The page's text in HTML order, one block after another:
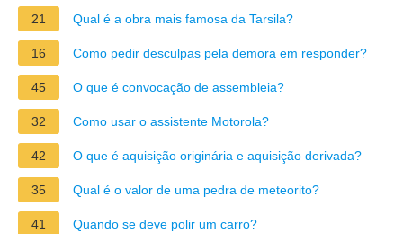
21 Qual é a obra mais famosa da Tarsila?
16 Como pedir desculpas pela demora em responder?
45 O que é convocação de assembleia?
32 Como usar o assistente Motorola?
42 O que é aquisição originária e aquisição derivada?
35 Qual é o valor de uma pedra de meteorito?
41 Quando se deve polir um carro?